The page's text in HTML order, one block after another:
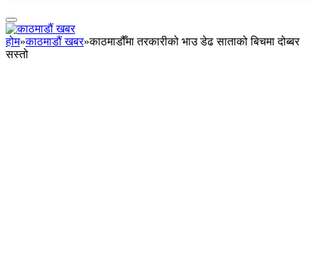
होम»काठमाडौं खबर»काठमाडौँमा तरकारीको भाउ डेढ साताको बिचमा दोब्बर
सस्तो